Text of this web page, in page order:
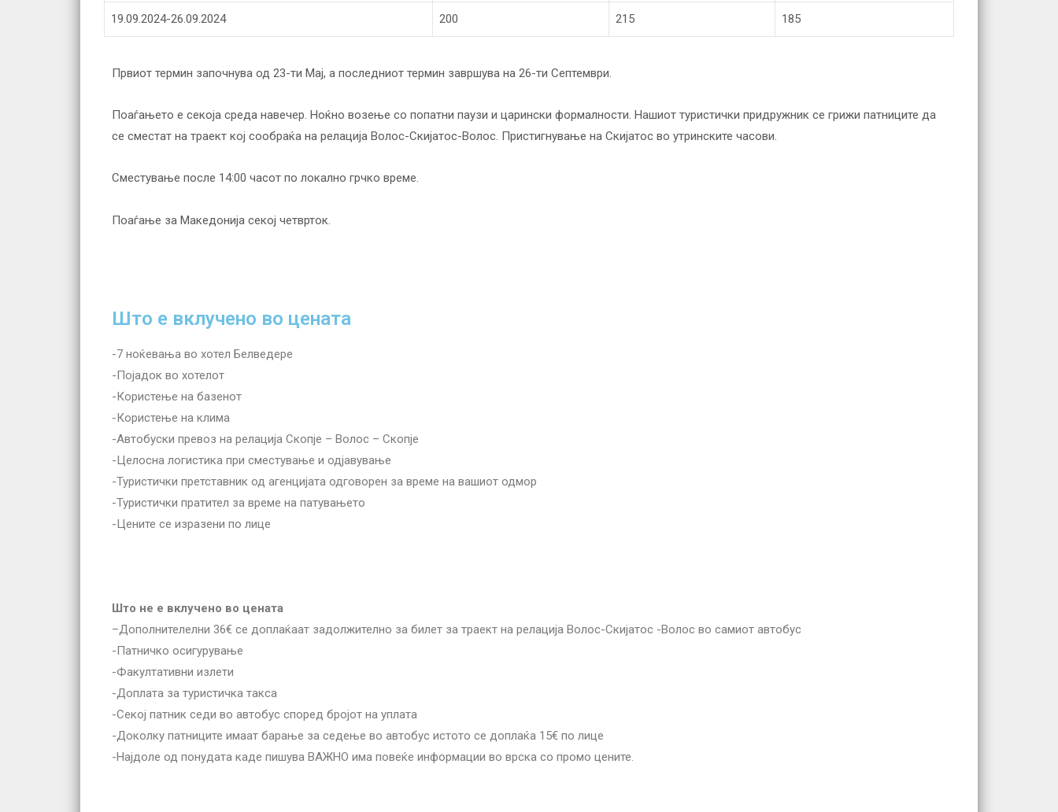
19.09.2024-26.09.2024 200 215 185
Првиот термин започнува од 23-ти Мај, а последниот термин завршува на 26-ти Септември.
Поаѓањето е секоја среда навечер. Ноќно возење со попатни паузи и царински формалности. Нашиот туристички придружник се грижи патниците да
се сместат на траект кој сообраќа на релација Волос-Скијатос-Волос. Пристигнување на Скијатос во утринските часови.
Сместување после 14:00 часот по локално грчко време.
Поаѓање за Македонија секој четврток.
Што е вклучено во цената
-7 ноќевања во хотел Белведере
-Појадок во хотелот
-Користење на базенот
-Користење на клима
-Автобуски превоз на релација Скопје – Волос – Скопје
-Целосна логистика при сместување и одјавување
-Туристички претставник од агенцијата одговорен за време на вашиот одмор
-Туристички пратител за време на патувањето
-Цените се изразени по лице
Што не е вклучено во цената
–Дополнителeлни 36€ се доплаќаат задолжително за билет за траект на релација Волос-Скијатос -Волос во самиот автобус
-Патничко осигурување
-Факултативни излети
-Доплата за туристичка такса
-Секој патник седи во автобус според бројот на уплата
-Доколку патниците имаат барање за седење во автобус истото се доплаќа 15€ по лице
-Најдолe од понудата каде пишува ВАЖНО има повеќе информации во врска со промо цените.